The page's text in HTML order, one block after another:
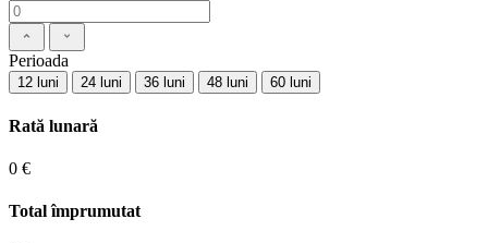
Perioada
12 luni 24 luni 36 luni 48 luni 60 luni
Rată lunară
0 €
Total împrumutat